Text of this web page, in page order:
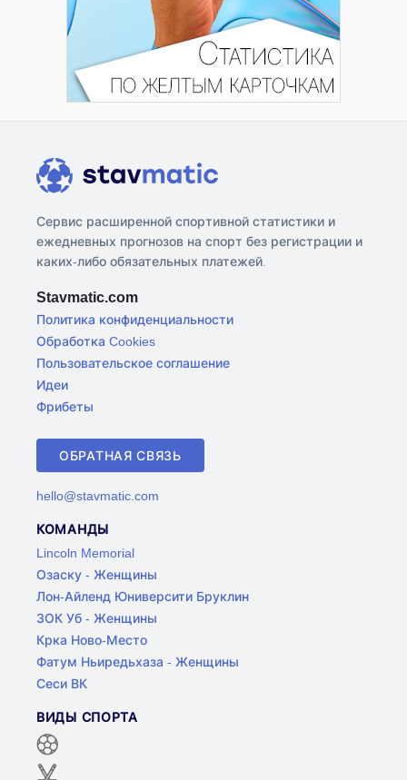
Сервис расширенной спортивной статистики и
ежедневных прогнозов на спорт без регистрации и
каких-либо обязательных платежей.
Stavmatic.com
Политика конфиденциальности
Обработка Cookies
Пользовательское соглашение
Идеи
Фрибеты
ОБРАТНАЯ СВЯЗЬ
hello@stavmatic.com
КОМАНДЫ
Lincoln Memorial
Озаску - Женщины
Лон-Айленд Юниверсити Бруклин
ЗОК Уб - Женщины
Крка Ново-Место
Фатум Ньиредьхаза - Женщины
Сеси ВК
ВИДЫ СПОРТА